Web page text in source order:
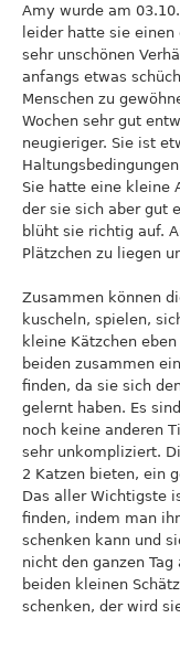
Amy wurde am
leider hatte sie
sehr unschönen
anfangs etwas
Menschen zu
Wochen sehr gut
neugieriger. Sie ist
Sie hatte eine kleine
der sie sich aber gut
blüht sie richtig auf.
Plätzchen zu liegen
Zusammen können
kuscheln, spielen,
kleine Kätzchen
beiden zusammen
finden, da sie sich
gelernt haben. Es
noch keine anderen
sehr unkompliziert.
2 Katzen bieten, ein
Das aller Wichtigste
finden, indem man
schenken kann und
nicht den ganzen
beiden kleinen
schenken, der wird